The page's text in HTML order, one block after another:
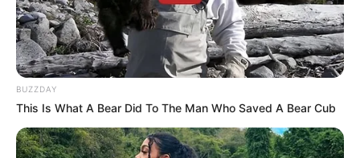
Esther Lubis
BUZZDAY
This Is What A Bear Did To The Man Who Saved A Bear Cub